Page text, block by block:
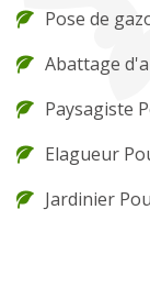
Pose de
Abattage
Paysagiste
Elagueur
Jardinier